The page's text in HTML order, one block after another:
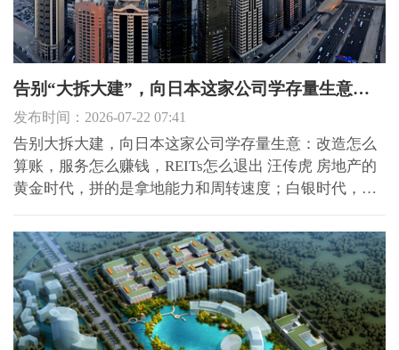
告别“大拆大建”，向日本这家公司学存量生意：改造怎么算账，服务怎么赚钱，REITs怎么退出
发布时间：2026-07-22 07:41
告别大拆大建，向日本这家公司学存量生意：改造怎么
算账，服务怎么赚钱，REITs怎么退出 汪传虎 房地产的
黄金时代，拼的是拿地能力和周转速度；白银时代，拼
服务的颗粒度。 过去几年，中国房地产行业经历了一场
前所未有的深度调整。高杠杆、高周转、高负债的三高
模式走...